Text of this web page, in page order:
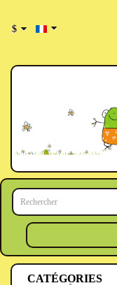
$
CATÉGORIES